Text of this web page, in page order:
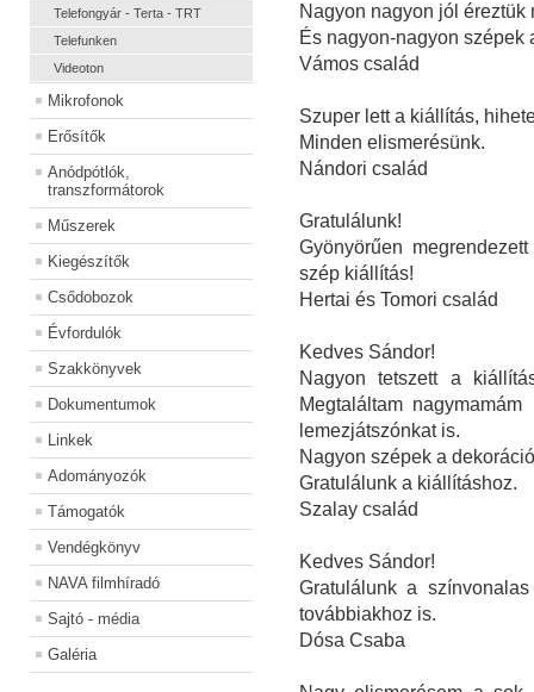
Telefongyár - Terta - TRT
Telefunken
Videoton
Mikrofonok
Erősítők
Anódpótlók,
transzformátorok
Műszerek
Kiegészítők
Csődobozok
Évfordulók
Szakkönyvek
Dokumentumok
Linkek
Adományozók
Támogatók
Vendégkönyv
NAVA filmhíradó
Sajtó - média
Galéria
Nagyon nagyon jól éreztük
És nagyon-nagyon szépek
Vámos család
Szuper lett a kiállítás,
Minden elismerésünk.
Nándori család
Gratulálunk!
Gyönyörűen
szép kiállítás!
Hertai és Tomori család
Kedves Sándor!
Nagyon tetszett a
Megtaláltam
lemezjátszónkat is.
Nagyon szépek a
Gratulálunk a kiállításhoz.
Szalay család
Kedves Sándor!
Gratulálunk a
továbbiakhoz is.
Dósa Csaba